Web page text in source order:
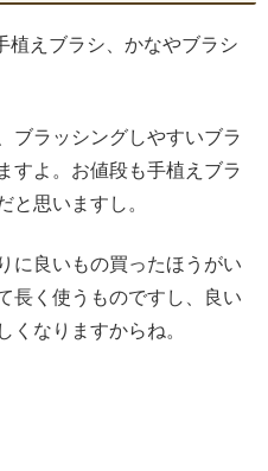
植えブラシ、かなやブラシ
ブラッシングしやすいブラ
すよ。お値段も手植えブラ
と思いますし。
に良いもの買ったほうがい
長く使うものですし、良い
くなりますからね。